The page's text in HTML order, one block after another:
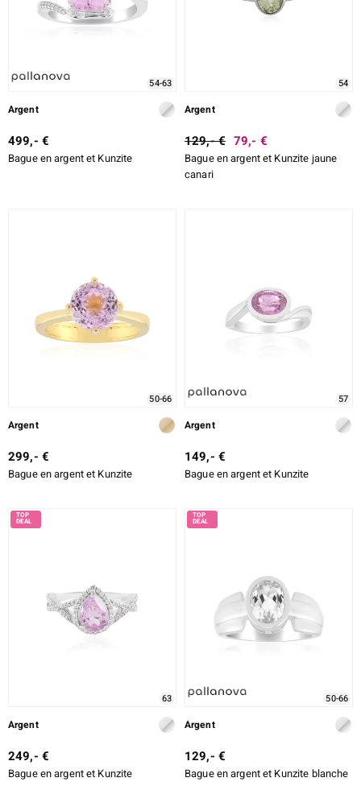
54-63
Argent
499,- €
Bague en argent et Kunzite
54
Argent
129,- € 79,- €
Bague en argent et Kunzite jaune
canari
50-66
Argent
299,- €
Bague en argent et Kunzite
57
Argent
149,- €
Bague en argent et Kunzite
63
Argent
249,- €
Bague en argent et Kunzite
50-66
Argent
129,- €
Bague en argent et Kunzite blanche